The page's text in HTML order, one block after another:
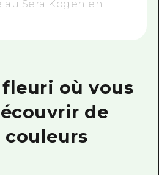
Sera Kogen en
où vous
de
couleurs